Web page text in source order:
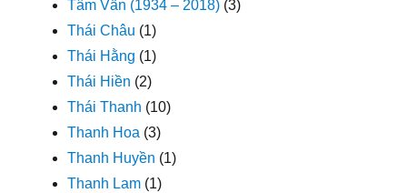
Tâm Vấn (1934 – 2018) (3)
Thái Châu (1)
Thái Hằng (1)
Thái Hiền (2)
Thái Thanh (10)
Thanh Hoa (3)
Thanh Huyền (1)
Thanh Lam (1)